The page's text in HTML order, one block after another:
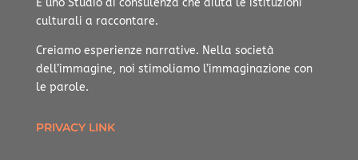
È uno Studio di consulenza che aiuta le istituzioni
culturali a raccontare.
Creiamo esperienze narrative. Nella società
dell’immagine, noi stimoliamo l’immaginazione con
le parole.
PRIVACY LINK